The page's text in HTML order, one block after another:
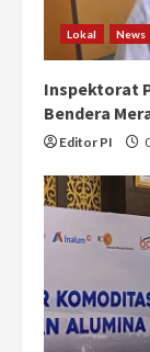
Lokal News
Inspektorat
Bendera
Editor PI